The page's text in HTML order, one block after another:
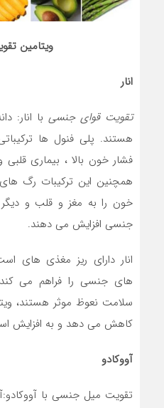
ویتامین
انار
تقویت قوای جنسیبا انار:
هستند. پلی فنول ها
فشار خون بالا ، بیماری
همچنين این ترکیبات رگ
خون را به مغز و قلب و دیگر
جنسی افزایش می دهند.
انار دارای ریز مغذی های
های جنسی را فراهم می کند.
سلامت نعوظ موثر هستند،
کاهش می دهد و به افزایش
آووکادو
تقویت میل جنسی با